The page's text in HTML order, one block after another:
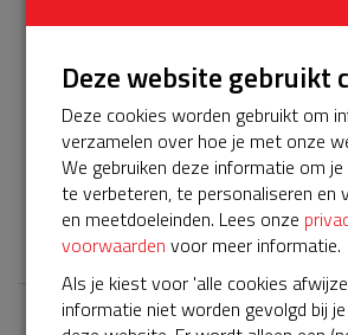
Info Donateurs 16
Het servicepakket van onze BuurtAED
moet worden verlengd, zodat onze AED
blijft. Help je mee? Doneer voor ons
zijn we de komende vijf jaar weer veilig
𝕏
Deze website gebruikt
Deze cookies worden gebruikt om
verzamelen over hoe je met onze
We gebruiken deze informatie om
te verbeteren, te personaliseren en
en meetdoeleinden. Lees onze
voorwaarden voor meer informatie.
Als je kiest voor 'alle cookies
informatie niet worden gevolgd bij